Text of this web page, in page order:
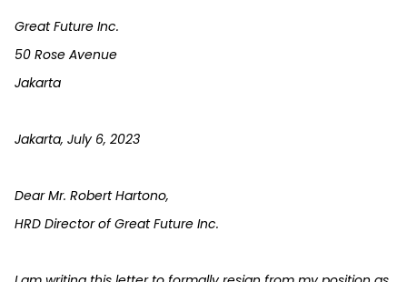
Great Future Inc.
50 Rose Avenue
Jakarta
Jakarta, July 6, 2023
Dear Mr. Robert Hartono,
HRD Director of Great Future Inc.